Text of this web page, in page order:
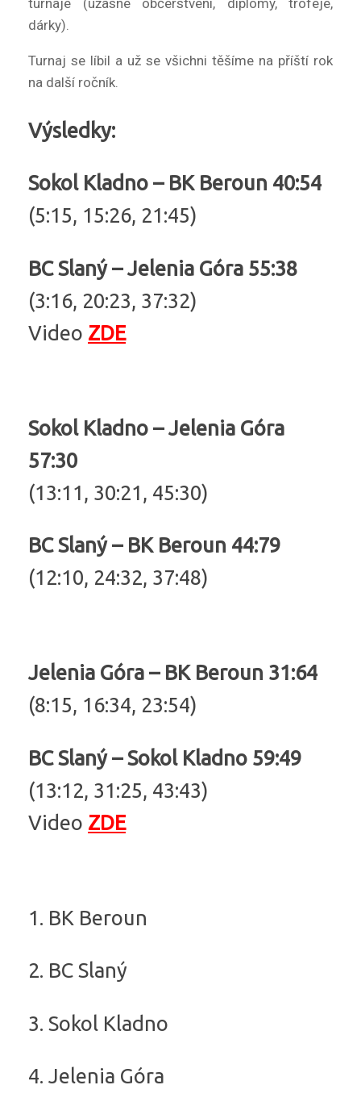
turnaje (úžasné občerstvení, diplomy, trofeje,
dárky).
Turnaj se líbil a už se všichni těšíme na příští rok
na další ročník.
Výsledky:
Sokol Kladno – BK Beroun 40:54
(5:15, 15:26, 21:45)
BC Slaný – Jelenia Góra 55:38
(3:16, 20:23, 37:32)
Video ZDE
Sokol Kladno – Jelenia Góra
57:30
(13:11, 30:21, 45:30)
BC Slaný – BK Beroun 44:79
(12:10, 24:32, 37:48)
Jelenia Góra – BK Beroun 31:64
(8:15, 16:34, 23:54)
BC Slaný – Sokol Kladno 59:49
(13:12, 31:25, 43:43)
Video ZDE
1. BK Beroun
2. BC Slaný
3. Sokol Kladno
4. Jelenia Góra